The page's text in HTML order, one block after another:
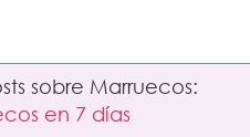
sobre Marruecos:
en 7 días